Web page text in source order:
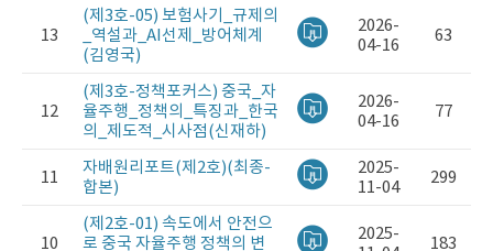
13
(제3호-05) 보험사기_규제의
_역설과_AI선제_방어체계
(김영국)
2026-
04-16
63
12
(제3호-정책포커스) 중국_자
율주행_정책의_특징과_한국
의_제도적_시사점(신재하)
2026-
04-16
77
11
자배원리포트(제2호)(최종-
합본)
2025-
11-04
299
10
(제2호-01) 속도에서 안전으
로 중국 자율주행 정책의 변
2025-
183